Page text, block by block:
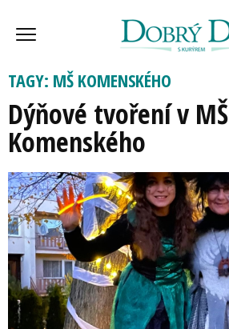
TAGY: MŠ KOMENSKÉHO
Dýňové tvoření v MŠ
Komenského